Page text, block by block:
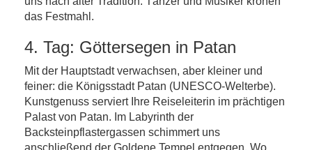
das Festmahl.
4. Tag: Göttersegen in Patan
Mit der Hauptstadt verwachsen, aber kleiner und
feiner: die Königsstadt Patan (UNESCO-Welterbe).
Kunstgenuss serviert Ihre Reiseleiterin im prächtigen
Palast von Patan. Im Labyrinth der
Backsteinpflastergassen schimmert uns
anschließend der Goldene Tempel entgegen. Wo